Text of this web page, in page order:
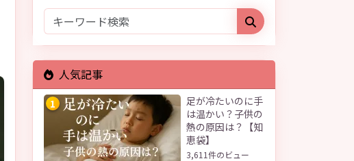
人気記事
1
足が冷たいのに手
は温かい？子供の
熱の原因は？【知
恵袋】
3,611件のビュー